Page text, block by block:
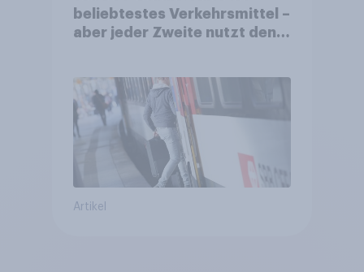
beliebtestes Verkehrsmittel –
aber jeder Zweite nutzt den
Artikel